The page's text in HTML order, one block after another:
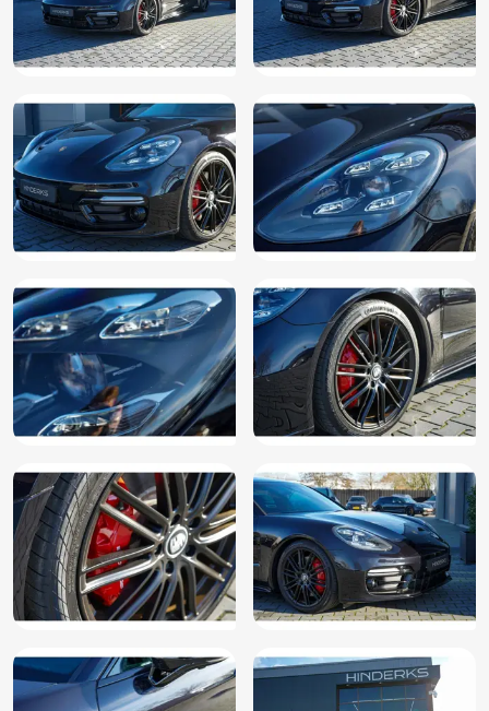
Rondomzicht camera
Schakelmogelijkheid aan stuurwiel
Sport Design
Sportstoelen
Sportstuur
Spraakbediening
Start/stop systeem
Stuurkolom elektrisch verstelbare
Stuur leder
Stuur multifunctioneel
Stuur verstelbaar
Stuur verwarmd
Variabele stuuroverbrenging
Verkeersbord detectie
Voorstoelen verwarmd
Warmtewerend glas
WiFi
Zij airbag(s) voor
Zwarte (glans) exterieur delen
Zwarte glans (piano)lak interieur afwerking
Dealer Onderhouden